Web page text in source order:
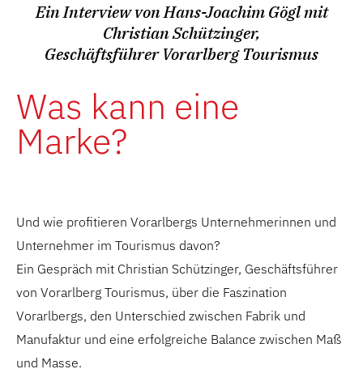
Ein Interview von Hans-Joachim Gögl mit
Christian Schützinger,
Geschäftsführer Vorarlberg Tourismus
Was kann eine
Marke?
Und wie profitieren Vorarlbergs Unternehmerinnen und
Unternehmer im Tourismus davon?
Ein Gespräch mit Christian Schützinger, Geschäftsführer
von Vorarlberg Tourismus, über die Faszination
Vorarlbergs, den Unterschied zwischen Fabrik und
Manufaktur und eine erfolgreiche Balance zwischen Maß
und Masse.